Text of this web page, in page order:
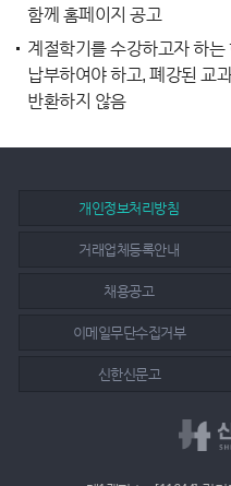
함께 홈페이지 공고
계절학기를 수강하고자 하는
납부하여야 하고, 폐강된 교
반환하지 않음
개인정보처리방침
거래업체등록안내
채용공고
이메일무단수집거부
신한신문고